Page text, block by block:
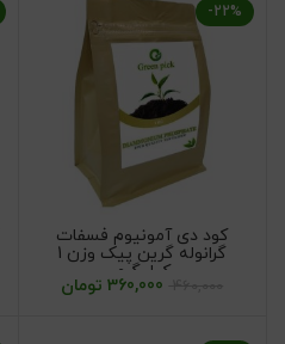
-22%
کود دی آمونیوم فسفات
گرانوله گرین پیک وزن 1
کیلوگرم
360,000 تومان